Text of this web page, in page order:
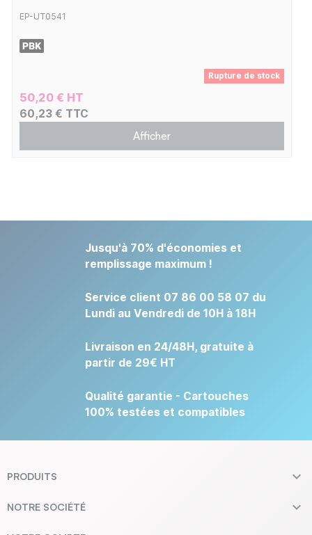
EP-UT0541
Rupture de stock
50,20 € HT
60,23 € TTC
Afficher
Jusqu'à 70% d'économies et
remplissage maximum !
Service client 07 86 00 58 07 du
Lundi au Vendredi de 10H à 18H
Livraison en 24/48H, gratuite à
partir de 29€ HT
Qualité garantie - Cartouches
100% testées et compatibles
PRODUITS 
NOTRE SOCIÉTÉ 